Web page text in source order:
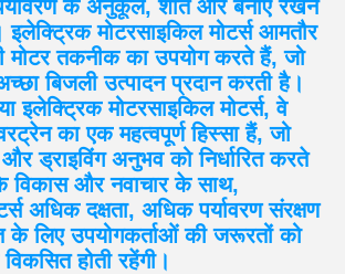
के अनुकूल, शांत और बनाए रखने
मोटरसाइकिल मोटर्स आमतौर
मोटर तकनीक का उपयोग करते हैं, जो
बिजली उत्पादन प्रदान करती है।
इलेक्ट्रिक मोटरसाइकिल मोटर्स, वे
का एक महत्वपूर्ण हिस्सा हैं, जो
ड्राइविंग अनुभव को निर्धारित करते
के विकास और नवाचार के साथ,
अधिक दक्षता, अधिक पर्यावरण संरक्षण
लिए उपयोगकर्ताओं की जरूरतों को
होती रहेंगी।